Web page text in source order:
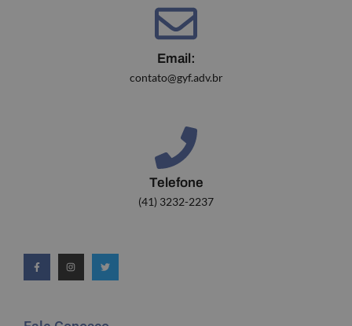
Email:
contato@gyf.adv.br
Telefone
(41) 3232-2237